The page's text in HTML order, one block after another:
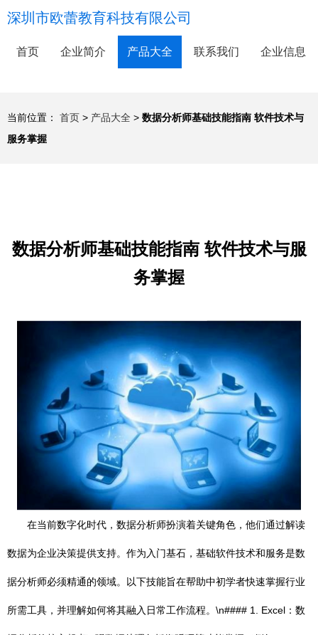
深圳市欧蕾教育科技有限公司
首页 企业简介 产品大全 联系我们 企业信息
当前位置： 首页 > 产品大全 > 数据分析师基础技能指南 软件技术与
服务掌握
数据分析师基础技能指南 软件技术与服
务掌握
在当前数字化时代，数据分析师扮演着关键角色，他们通过解读
数据为企业决策提供支持。作为入门基石，基础软件技术和服务是数
据分析师必须精通的领域。以下技能旨在帮助中初学者快速掌握行业
所需工具，并理解如何将其融入日常工作流程。\n#### 1. Excel：数